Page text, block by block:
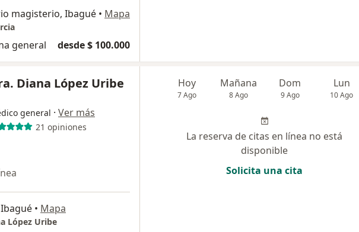
magisterio, Ibagué • Mapa
general desde $ 100.000
Diana López Uribe
general · Ver más
21 opiniones
• Mapa
López Uribe
Hoy
7 Ago
Mañana
8 Ago
Dom
9 Ago
Lun
10 Ago
La reserva de citas en línea no está
disponible
Solicita una cita